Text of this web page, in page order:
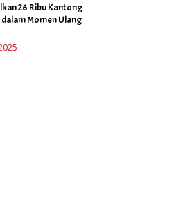
26 Ribu Kantong
Momen Ulang